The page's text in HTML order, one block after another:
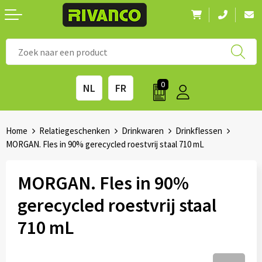
NL FR 0
Kantoorartikelen
Outdoor & vrije tijd
Technologie & Accessoires
◼ Eco-producten
◼ Survival gear
◼ Beurzen
◼ Feestdagen
Home Relatiegeschenken Drinkwaren
Drinkflessen
MORGAN. Fles in 90% gerecycled roestvrij staal 710 mL
MORGAN. Fles in 90%
gerecycled roestvrij staal
710 mL